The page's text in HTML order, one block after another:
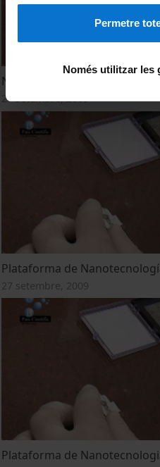
Permetre
Només utilitzar les
Nanotechnology Platform
27 setembre, 2009
Plataforma de
27 setembre, 2009
Plataforma de